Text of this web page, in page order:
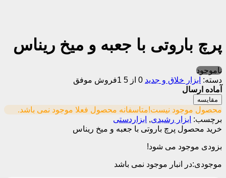
پرچ باروتی با جعبه و میخ ریناس
ناموجود
دسته: ابزار خلاق و جدید 0 از 5
1فروش موفق
آماده ارسال
مقایسه
محصول موجود نیست!متاسفانه محصول فعلا موجود نمی باشد.
برچسب: ابزار رشیدی, ابزاردستی
خرید محصول پرچ باروتی با جعبه و میخ ریناس
بزودی موجود می شود!
موجودی:در انبار موجود نمی باشد